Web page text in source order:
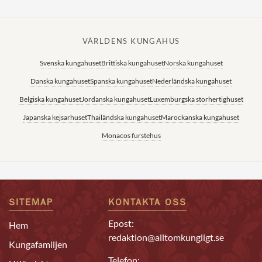
VÄRLDENS KUNGAHUS
Svenska kungahusetBrittiska kungahusetNorska kungahuset
Danska kungahusetSpanska kungahusetNederländska kungahuset
Belgiska kungahusetJordanska kungahusetLuxemburgska storhertighuset
Japanska kejsarhusetThailändska kungahusetMarockanska kungahuset
Monacos furstehus
SITEMAP
Hem
Kungafamiljen
KONTAKTA OSS
Epost:
redaktion@alltomkungligt.se